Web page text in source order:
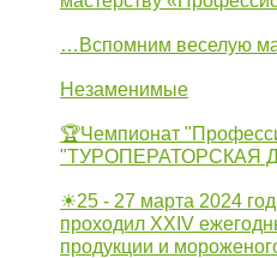
…Вспомним веселую
Незаменимые
🏆Чемпионат
"ТУРОПЕРАТОРСКАЯ
☀25 - 27 марта 2024
проходил XXIV
продукции и